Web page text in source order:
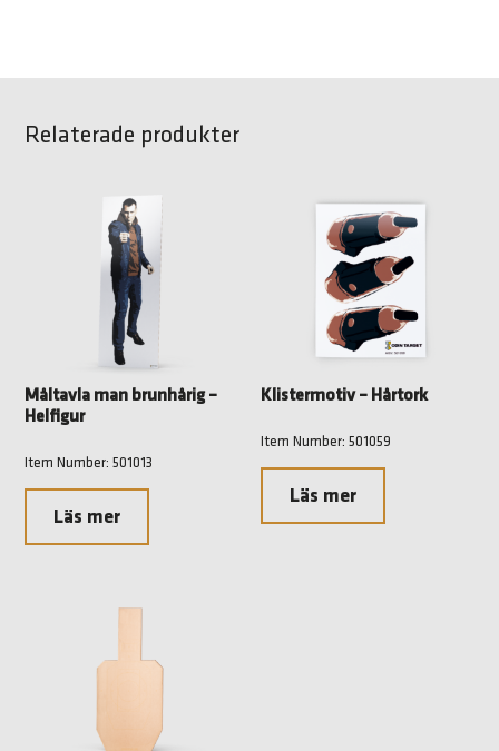
Relaterade produkter
Måltavla man brunhårig –
Helfigur
Item Number: 501013
Läs mer
Klistermotiv – Hårtork
Item Number: 501059
Läs mer